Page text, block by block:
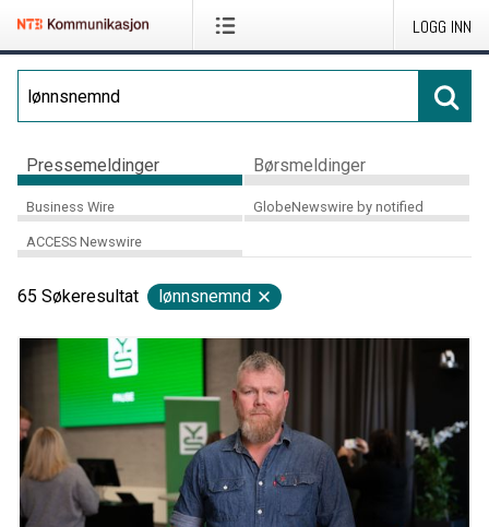
LOGG INN
Pressemeldinger Børsmeldinger
Business Wire GlobeNewswire by notified
ACCESS Newswire
65 Søkeresultat lønnsnemnd